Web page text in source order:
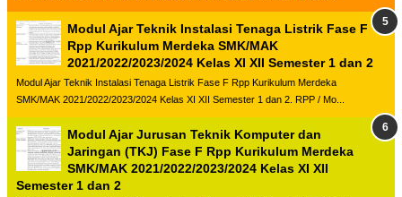
Modul Ajar Teknik Instalasi Tenaga Listrik Fase F
Rpp Kurikulum Merdeka SMK/MAK
2021/2022/2023/2024 Kelas XI XII Semester 1 dan 2
Modul Ajar Teknik Instalasi Tenaga Listrik Fase F Rpp Kurikulum Merdeka
SMK/MAK 2021/2022/2023/2024 Kelas XI XII Semester 1 dan 2. RPP / Mo...
Modul Ajar Jurusan Teknik Komputer dan
Jaringan (TKJ) Fase F Rpp Kurikulum Merdeka
SMK/MAK 2021/2022/2023/2024 Kelas XI XII
Semester 1 dan 2